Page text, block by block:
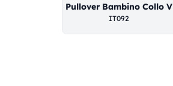
Pullover Bambino Collo V
IT092